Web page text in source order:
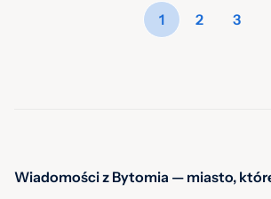
1 2 3
Wiadomości z Bytomia — miasto,